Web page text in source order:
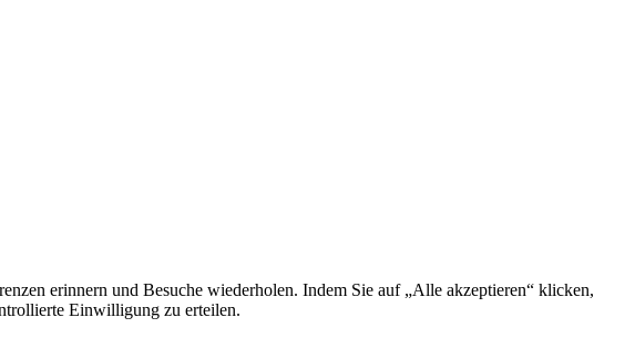
erinnern und Besuche wiederholen. Indem Sie auf „Alle akzeptieren“ klicken,
Einwilligung zu erteilen.